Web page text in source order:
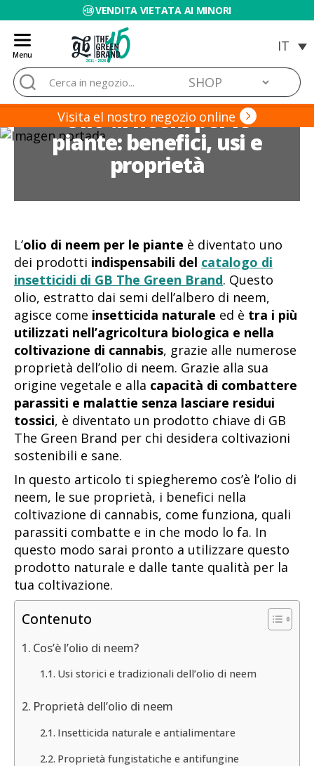
VENDITA VIETATA AI MINORI
Menu
Blog
de
Grow
Barato
Cerca:
Visita el nostro negozio online
Olio di neem per le
piante: benefici, usi e
proprietà
L’olio di neem per le piante è diventato uno
dei prodotti indispensabili del catalogo di
insetticidi di GB The Green Brand. Questo
olio, estratto dai semi dell’albero di neem,
agisce come insetticida naturale ed è tra i più
utilizzati nell’agricoltura biologica e nella
coltivazione di cannabis, grazie alle numerose
proprietà dell’olio di neem. Grazie alla sua
origine vegetale e alla capacità di combattere
parassiti e malattie senza lasciare residui
tossici, è diventato un prodotto chiave di GB
The Green Brand per chi desidera coltivazioni
sostenibili e sane.
In questo articolo ti spiegheremo cos’è l’olio di
neem, le sue proprietà, i benefici nella
coltivazione di cannabis, come funziona, quali
parassiti combatte e in che modo lo fa. In
questo modo sarai pronto a utilizzare questo
prodotto naturale e dalle tante qualità per la
tua coltivazione.
Contenuto
Cos’è l’olio di neem?
Usi storici e tradizionali dell’olio di neem
Proprietà dell’olio di neem
Insetticida naturale e antialimentare
Proprietà fungistatiche e antifungine